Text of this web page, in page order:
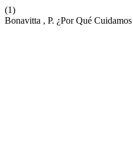
(1)
Bonavitta , P. ¿Por Qué